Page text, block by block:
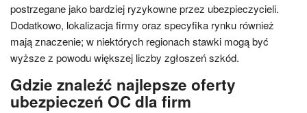
postrzegane jako bardziej ryzykowne przez ubezpieczycieli.
Dodatkowo, lokalizacja firmy oraz specyfika rynku również
mają znaczenie; w niektórych regionach stawki mogą być
wyższe z powodu większej liczby zgłoszeń szkód.
Gdzie znaleźć najlepsze oferty
ubezpieczeń OC dla firm